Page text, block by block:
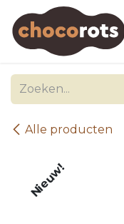
Overslaan naar inhoud
Alle producten
Nieuw!